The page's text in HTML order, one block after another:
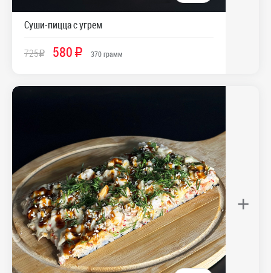
Суши-пицца с угрем
725R 580R 370грамм
+